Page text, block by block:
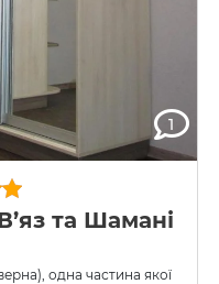
1
та Шамані
одна частина якої